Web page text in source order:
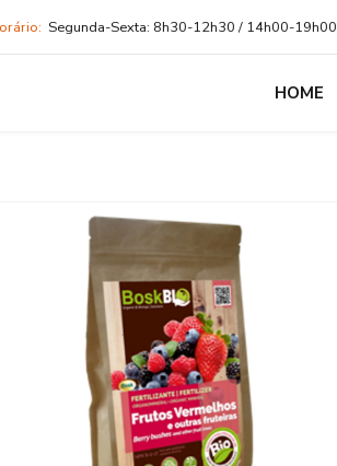
Segunda-Sexta: 8h30-12h30 / 14h00-
HOME